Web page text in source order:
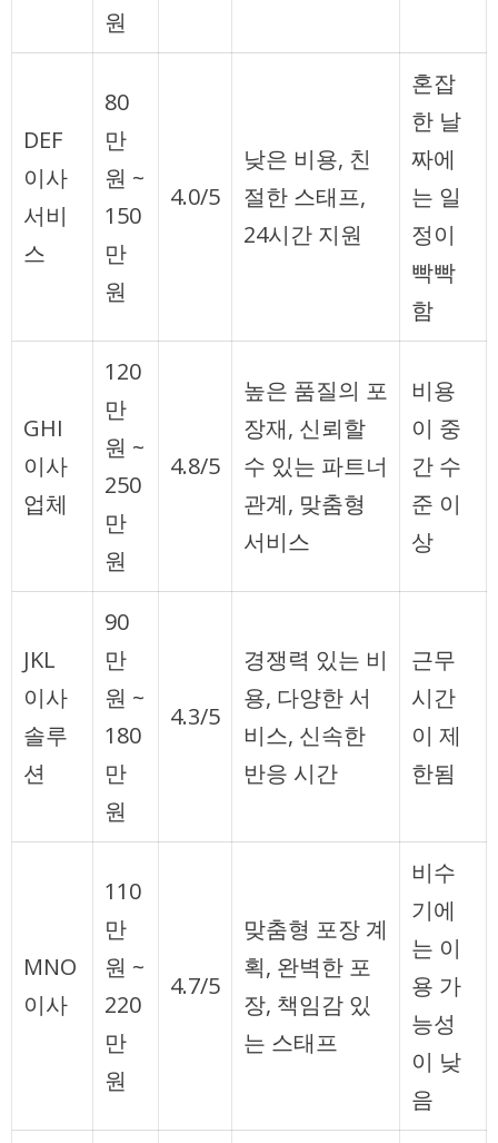
원
DEF
이사
서비
스
80
만
원 ~
150
만
원
4.0/5
낮은 비용, 친
절한 스태프,
24시간 지원
혼잡
한 날
짜에
는 일
정이
빡빡
함
GHI
이사
업체
120
만
원 ~
250
만
원
4.8/5
높은 품질의 포
장재, 신뢰할
수 있는 파트너
관계, 맞춤형
서비스
비용
이 중
간 수
준 이
상
JKL
이사
솔루
션
90
만
원 ~
180
만
원
4.3/5
경쟁력 있는 비
용, 다양한 서
비스, 신속한
반응 시간
근무
시간
이 제
한됨
MNO
이사
110
만
원 ~
220
만
원
4.7/5
맞춤형 포장 계
획, 완벽한 포
장, 책임감 있
는 스태프
비수
기에
는 이
용 가
능성
이 낮
음